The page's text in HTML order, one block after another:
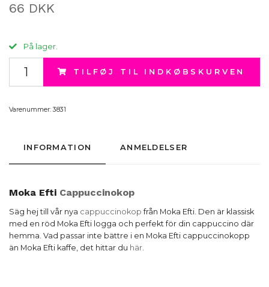
66 DKK
På lager.
TILFØJ TIL INDKØBSKURVEN
Varenummer: 3831
INFORMATION ANMELDELSER
Moka Efti Cappuccinokop
Säg hej till vår nya cappuccinokop från Moka Efti. Den är klassisk
med en röd Moka Efti logga och perfekt för din cappuccino där
hemma. Vad passar inte bättre i en Moka Efti cappuccinokopp
än Moka Efti kaffe, det hittar du här.